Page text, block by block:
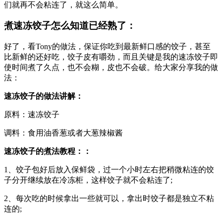
们就再不会粘连了，就这么简单。
煮速冻饺子怎么知道已经熟了：
好了，看Tony的做法，保证你吃到最新鲜口感的饺子，甚至
比新鲜的还好吃，饺子皮有嚼劲，而且关键是我的速冻饺子即
使时间煮了久点，也不会糊，皮也不会破。给大家分享我的做
法：
速冻饺子的做法讲解：
原料：速冻饺子
调料：食用油香葱或者大葱辣椒酱
速冻饺子的煮法教程：：
1、饺子包好后放入保鲜袋，过一个小时左右把稍微粘连的饺
子分开继续放在冷冻柜，这样饺子就不会粘连了;
2、每次吃的时候拿出一些就可以，拿出时饺子都是独立不粘
连的;